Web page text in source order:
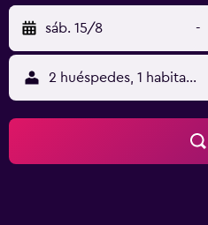
sáb. 15/8 -
2 huéspedes, 1 habitación